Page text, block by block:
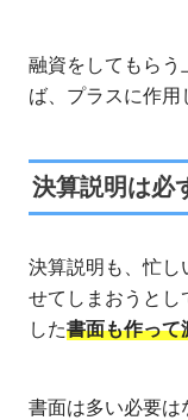
融資をしてもらう
ば、プラスに作用
決算説明は必
決算説明も、忙し
せてしまおうとし
した書面も作って
書面は多い必要は